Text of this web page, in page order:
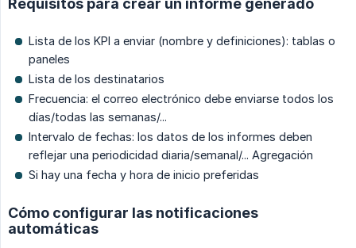
Requisitos para crear un informe generado
Lista de los KPI a enviar (nombre y definiciones): tablas o
paneles
Lista de los destinatarios
Frecuencia: el correo electrónico debe enviarse todos los
días/todas las semanas/...
Intervalo de fechas: los datos de los informes deben
reflejar una periodicidad diaria/semanal/... Agregación
Si hay una fecha y hora de inicio preferidas
Cómo configurar las notificaciones
automáticas